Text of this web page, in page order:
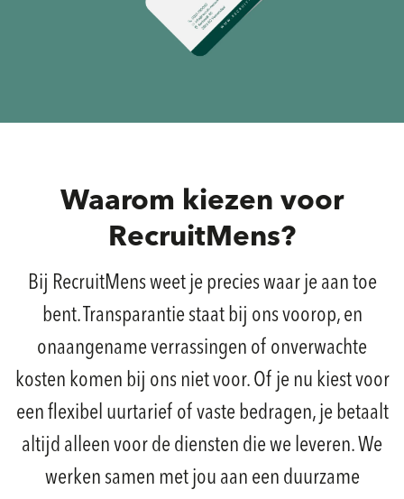
Waarom kiezen voor
RecruitMens?
Bij RecruitMens weet je precies waar je aan toe
bent. Transparantie staat bij ons voorop, en
onaangename verrassingen of onverwachte
kosten komen bij ons niet voor. Of je nu kiest voor
een flexibel uurtarief of vaste bedragen, je betaalt
altijd alleen voor de diensten die we leveren. We
werken samen met jou aan een duurzame